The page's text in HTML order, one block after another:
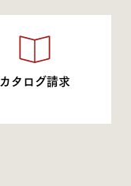
カタログ請求